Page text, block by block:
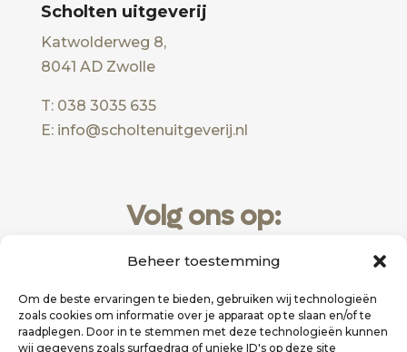
Beheer toestemming
Om de beste ervaringen te bieden, gebruiken wij technologieën
zoals cookies om informatie over je apparaat op te slaan en/of te
raadplegen. Door in te stemmen met deze technologieën kunnen
wij gegevens zoals surfgedrag of unieke ID's op deze site
Scholten uitgeverij
Katwolderweg 8,
8041 AD Zwolle
T: 038 3035 635
E: info@scholtenuitgeverij.nl
Volg ons op: